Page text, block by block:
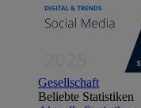
Gesellschaft
Beliebte Statistiken